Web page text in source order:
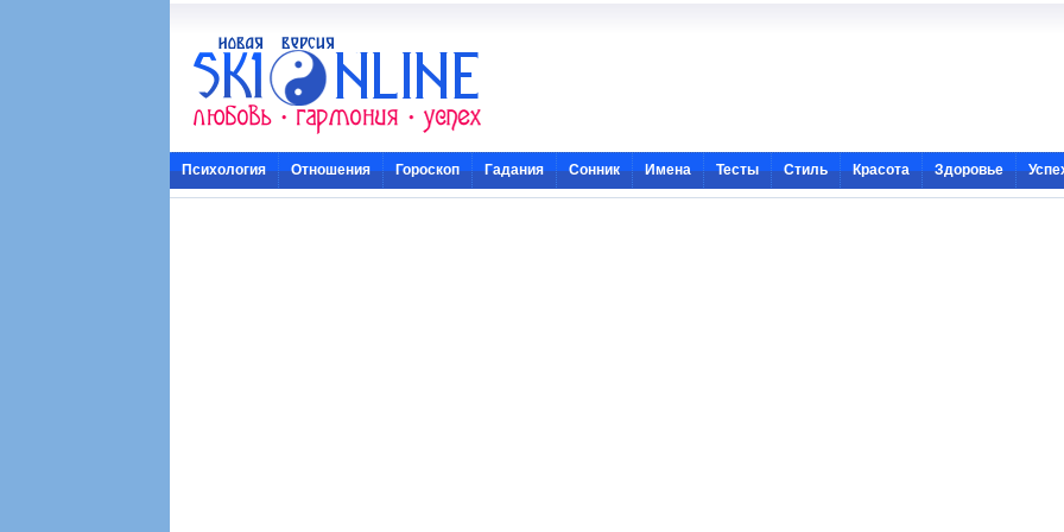
Психология Отношения Гороскоп Гадания Сонник Имена Тесты Стиль Красота Здоровье